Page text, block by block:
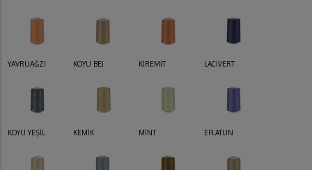
YAVRUAĞZI KOYU BEJ KİREMİT LACİVERT
KOYU YEŞİL KEMİK MİNT EFLATUN